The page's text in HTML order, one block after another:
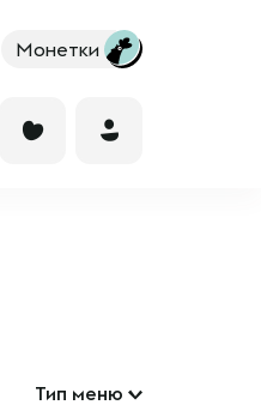
Монетки
Тип меню